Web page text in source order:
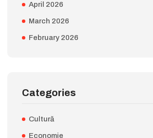
April 2026
March 2026
February 2026
Categories
Cultură
Economie